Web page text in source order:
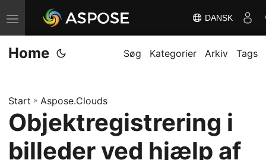
S
k
i
n
a
i
DANSK
Home Søg Kategorier Arkiv Tags
Start » Aspose.Clouds
Objektregistrering i
billeder ved hjælp af